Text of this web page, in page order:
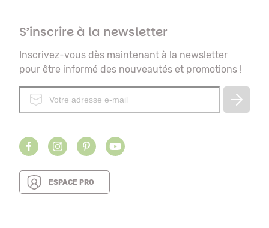
S’inscrire à la newsletter
Inscrivez-vous dès maintenant à la newsletter
pour être informé des nouveautés et promotions !
ESPACE PRO